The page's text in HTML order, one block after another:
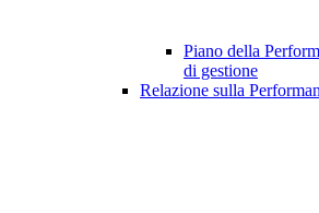
Piano della
di gestione
Relazione sulla